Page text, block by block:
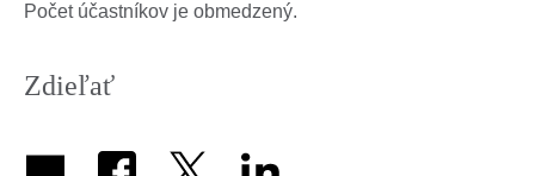
Počet účastníkov je obmedzený.
Zdieľať